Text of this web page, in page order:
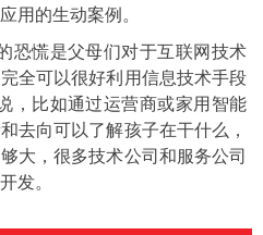
用的生动案例。
慌是父母们对于互联网技术
全可以很好利用信息技术手段
，比如通过运营商或家用智能
去向可以了解孩子在干什么，
大，很多技术公司和服务公司
发。